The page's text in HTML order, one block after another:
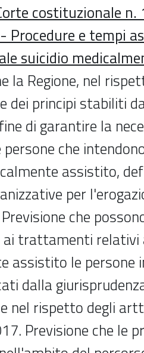
costituzionale
Procedure e tempi
suicidio
la Regione, nel
dei principi stabiliti
di garantire la
che
assistito,
per
che
ai trattamenti relativi
assistito le persone
dalla
nel rispetto degli
Previsione che le